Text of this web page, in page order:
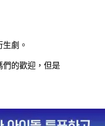
劇。
們的歡迎，但是